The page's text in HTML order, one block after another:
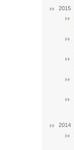
2015
2014